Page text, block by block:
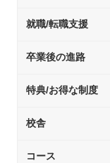
就職/転職支援
卒業後の進路
特典/お得な制度
校舎
コース